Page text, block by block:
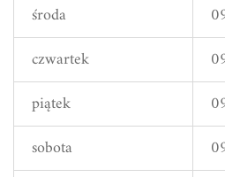
środa
czwartek
piątek
sobota